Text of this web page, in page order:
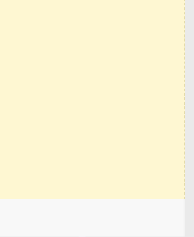
требованиями и